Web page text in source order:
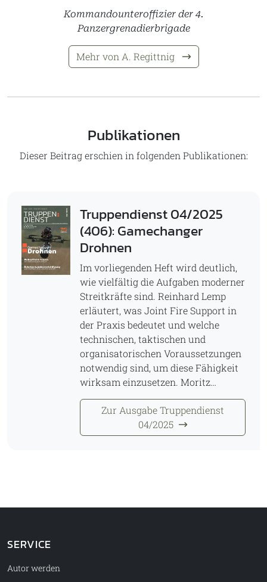
Kommandounteroffizier der 4.
Panzergrenadierbrigade
Mehr von A. Regittnig
Publikationen
Dieser Beitrag erschien in folgenden Publikationen:
Truppendienst 04/2025
(406): Gamechanger
Drohnen
Im vorliegenden Heft wird deutlich,
wie vielfältig die Aufgaben moderner
Streitkräfte sind. Reinhard Lemp
erläutert, was Joint Fire Support in
der Praxis bedeutet und welche
technischen, taktischen und
organisatorischen Voraussetzungen
notwendig sind, um diese Fähigkeit
wirksam einzusetzen. Moritz…
Zur Ausgabe Truppendienst
04/2025
SERVICE
Autor werden